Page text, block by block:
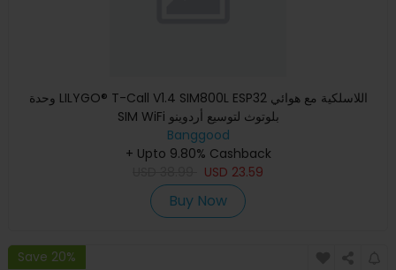
وحدة LILYGO® T-Call V1.4 SIM800L ESP32 اللاسلكية مع هوائي
SIM WiFi بلوتوث لتوسيع أردوينو
Banggood
+ Upto 9.80% Cashback
USD 23.59
Buy Now
Save 20%